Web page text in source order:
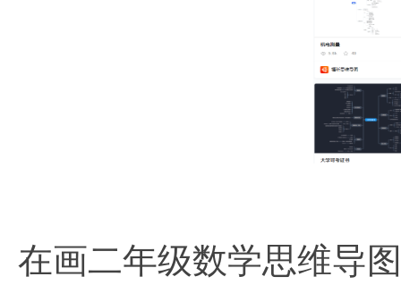
在画二年级数学思维导